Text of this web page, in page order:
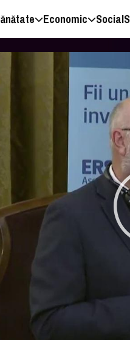
Economic Social